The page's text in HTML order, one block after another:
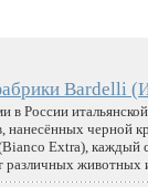
Bardelli
в России
черной
Extra), каждый
животных